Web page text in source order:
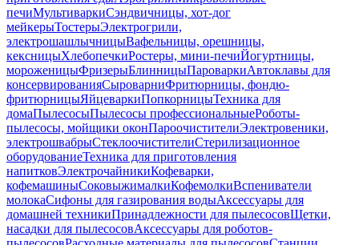
печиМультиваркиСэндвичницы, хот-дог
мейкерыТостерыЭлектрогрили,
электрошашлычницыВафельницы, орешницы,
кексницыХлебопечкиРостеры, мини-печиЙогуртницы,
мороженицыФризерыБлинницыПароваркиАвтоклавы для
консервированияСыроварниФритюрницы, фондю-
фритюрницыЯйцеваркиПопкорницыТехника для
домаПылесосыПылесосы профессиональныеРоботы-
пылесосы, мойщики оконПароочистителиЭлектровеники,
электрошвабрыСтеклоочистителиСтерилизационное
оборудованиеТехника для приготовления
напитковЭлектрочайникиКофеварки,
кофемашиныСоковыжималкиКофемолкиВспениватели
молокаСифоны для газирования водыАксессуары для
домашней техникиПринадлежности для пылесосовЩетки,
насадки для пылесосовАксессуары для роботов-